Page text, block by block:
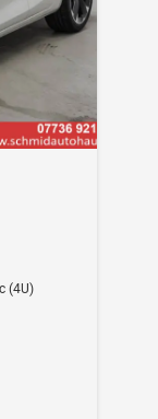
(4U)
(PDF)
parken